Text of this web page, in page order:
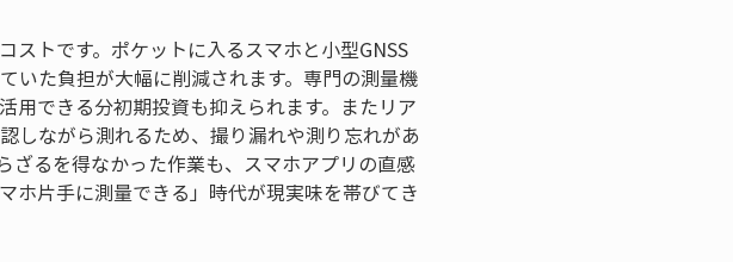
ストです。ポケットに入るスマホと小型GNSS
いた負担が大幅に削減されます。専門の測量機
用できる分初期投資も抑えられます。またリア
しながら測れるため、撮り漏れや測り忘れがあ
ざるを得なかった作業も、スマホアプリの直感
ホ片手に測量できる」時代が現実味を帯びてき